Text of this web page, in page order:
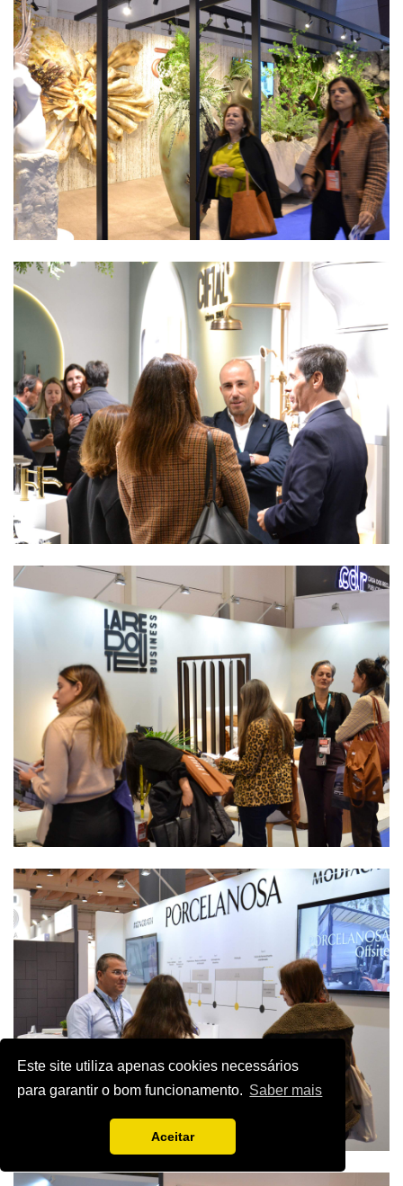
Este site utiliza apenas cookies necessários
para garantir o bom funcionamento. Saber mais
Aceitar